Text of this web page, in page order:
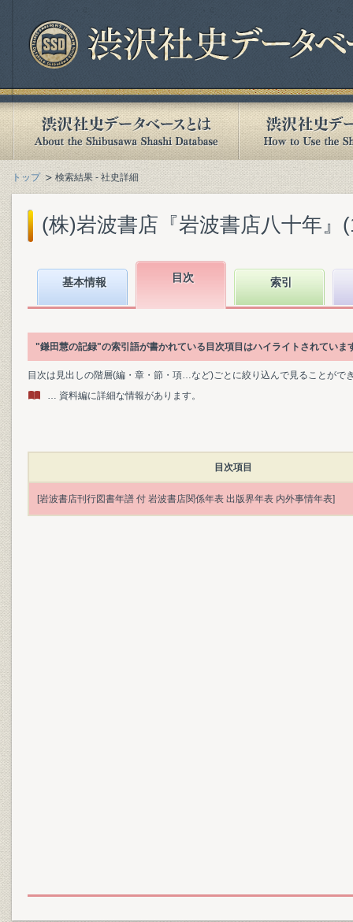
トップ 検索結果 - 社史詳細
(株)岩波書店『岩波書店八十年』
基本情報 目次 索引
"鎌田慧の記録"の索引語が書かれている目次項目はハイライトされていま
目次は見出しの階層(編・章・節・項…など)ごとに絞り込んで見ることがで
… 資料編に詳細な情報があります。
目次項目
[岩波書店刊行図書年譜 付 岩波書店関係年表 出版界年表 内外事情年表]